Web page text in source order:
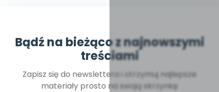
Bądź na bieżąco z najnowszymi
treściami
Zapisz się do newslettera i otrzymuj najlepsze
materiały prosto na swoją skrzynkę